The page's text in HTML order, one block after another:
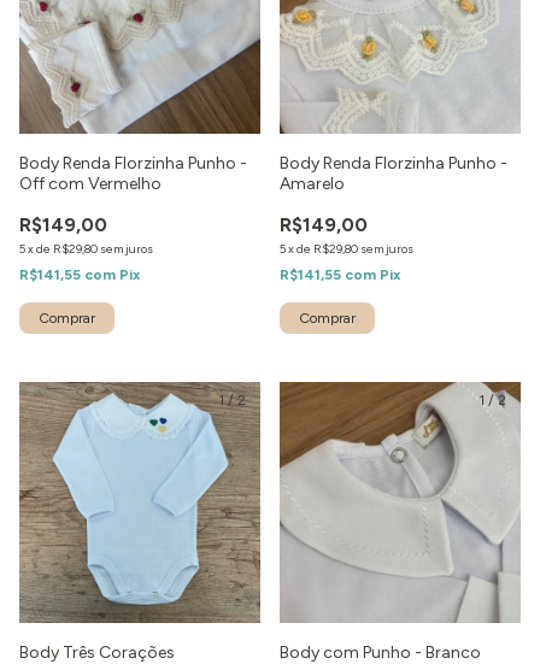
Body Renda Florzinha Punho -
Off com Vermelho
R$149,00
5xde R$29,80 sem juros
R$141,55 com Pix
Body Renda Florzinha Punho -
Amarelo
R$149,00
5xde R$29,80 sem juros
R$141,55 com Pix
1/2
Body Três Corações
1 /2
Body com Punho - Branco